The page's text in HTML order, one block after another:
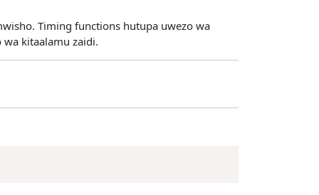
Timing functions hutupa uwezo wa
kitaalamu zaidi.